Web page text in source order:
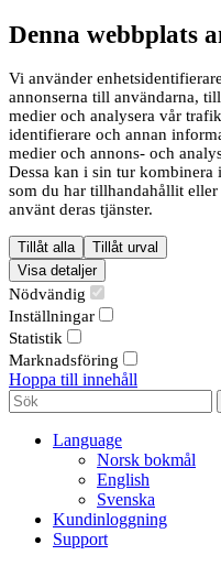
Denna webbplats
Vi använder
annonserna till användarna,
medier och analysera vår
identifierare och annan
medier och annons- och
Dessa kan i sin tur
som du har tillhandahållit
använt deras tjänster.
Tillåt alla
Tillåt urval
Visa detaljer
Nödvändig
Inställningar
Statistik
Marknadsföring
Hoppa till innehåll
Language
Norsk bokmål
English
Svenska
Kundinloggning
Support